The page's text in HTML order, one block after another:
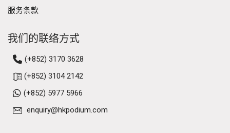
服务条款
我们的联络方式
(+852) 3170 3628
(+852) 3104 2142
(+852) 5977 5966
enquiry@hkpodium.com